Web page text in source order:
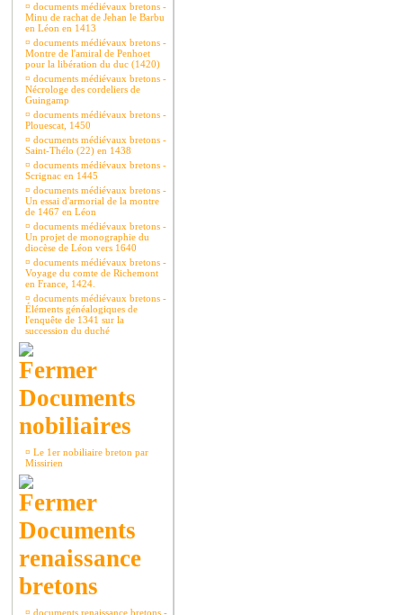
¤ documents médiévaux bretons -
Minu de rachat de Jehan le Barbu
en Léon en 1413
¤ documents médiévaux bretons -
Montre de l'amiral de Penhoet
pour la libération du duc (1420)
¤ documents médiévaux bretons -
Nécrologe des cordeliers de
Guingamp
¤ documents médiévaux bretons -
Plouescat, 1450
¤ documents médiévaux bretons -
Saint-Thélo (22) en 1438
¤ documents médiévaux bretons -
Scrignac en 1445
¤ documents médiévaux bretons -
Un essai d'armorial de la montre
de 1467 en Léon
¤ documents médiévaux bretons -
Un projet de monographie du
diocèse de Léon vers 1640
¤ documents médiévaux bretons -
Voyage du comte de Richemont
en France, 1424.
¤ documents médiévaux bretons -
Éléments généalogiques de
l'enquête de 1341 sur la
succession du duché
Documents
nobiliaires
¤ Le 1er nobiliaire breton par
Missirien
Documents
renaissance
bretons
¤ documents renaissance bretons -